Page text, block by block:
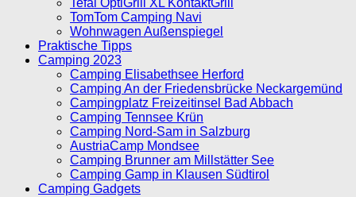
Tefal OptiGrill XL KontaktGrill
TomTom Camping Navi
Wohnwagen Außenspiegel
Praktische Tipps
Camping 2023
Camping Elisabethsee Herford
Camping An der Friedensbrücke Neckargemünd
Campingplatz Freizeitinsel Bad Abbach
Camping Tennsee Krün
Camping Nord-Sam in Salzburg
AustriaCamp Mondsee
Camping Brunner am Millstätter See
Camping Gamp in Klausen Südtirol
Camping Gadgets